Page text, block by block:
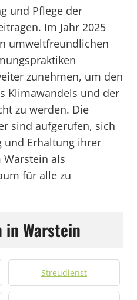
und Pflege der
Im Jahr 2025
umweltfreundlichen
zunehmen, um den
Klimawandels und der
zu werden. Die
sind aufgerufen, sich
und Erhaltung ihrer
Warstein als
für alle zu
in Warstein
Streudienst